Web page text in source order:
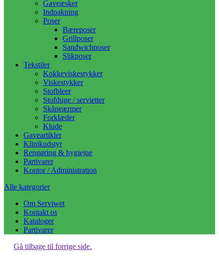
Gaveæsker
Indpakning
Poser
Bæreposer
Grillposer
Sandwichposer
Slikposer
Tekstiler
Kokkeviskestykker
Viskestykker
Stofbleer
Stofduge / servietter
Skåneærmer
Forklæder
Klude
Gaveartikler
Klinikudstyr
Rengøring & hygiejne
Partivarer
Kontor / Administration
Alle kategorier
Om Serviwet
Kontakt os
Kataloger
Partivarer
Gå tilbage til forrige side.